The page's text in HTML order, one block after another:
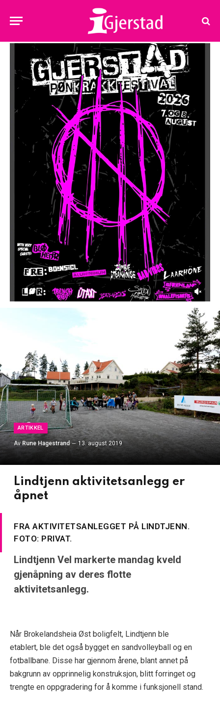
ARTIKKEL
Av Rune Hagestrand 13. august 2019
Lindtjenn aktivitetsanlegg er
åpnet
FRA AKTIVITETSANLEGGET PÅ LINDTJENN.
FOTO: PRIVAT.
Lindtjenn Vel markerte mandag kveld
gjenåpning av deres flotte
aktivitetsanlegg.
Når Brokelandsheia Øst boligfelt, Lindtjenn ble
etablert, ble det også bygget en sandvolleyball og en
fotballbane. Disse har gjennom årene, blant annet på
bakgrunn av opprinnelig konstruksjon, blitt forringet og
trengte en oppgradering for å komme i funksjonell stand.